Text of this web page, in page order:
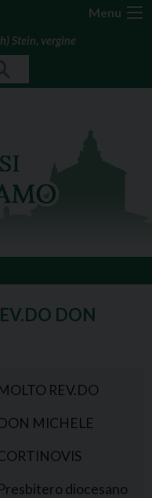
Menu
Stein, vergine
DON
REV.DO
MICHELE
diocesano